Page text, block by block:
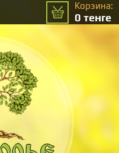
Корзина:
0 тенге